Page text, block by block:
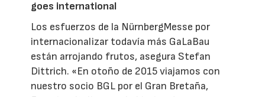
goes international
Los esfuerzos de la NürnbergMesse por
internacionalizar todavía más GaLaBau
están arrojando frutos, asegura Stefan
Dittrich. «En otoño de 2015 viajamos con
nuestro socio BGL por el Gran Bretaña,